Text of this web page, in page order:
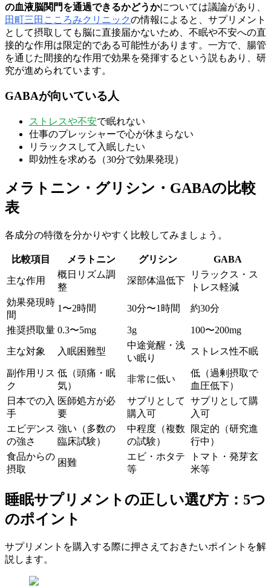
の血液脳関門を通過できるかどうかについては議論があり、
田町三田こころみクリニックの情報によると、サプリメント
として摂取しても脳に直接届かないため、不眠や不安への直
接的な作用は限定的である可能性があります。一方で、腸管
を通じた間接的な作用で効果を発揮するという説もあり、研
究が進められています。
GABAが向いている人
ストレスや不安で眠れない
仕事のプレッシャーで心が休まらない
リラックスして入眠したい
即効性を求める（30分で効果発現）
メラトニン・グリシン・GABAの比較
表
各成分の特徴を分かりやすく比較してみましょう。
比較項目 メラトニン グリシン GABA
主な作用
概日リズム調
整
深部体温低下
リラックス・ス
トレス軽減
効果発現時
間
1〜2時間 30分〜1時間 約30分
推奨摂取量 0.3〜5mg 3g 100〜200mg
主な対象 入眠困難型
中途覚醒・浅
い眠り
ストレス性不眠
副作用リス
ク
低（頭痛・眠
気）
非常に低い
低（過剰摂取で
血圧低下）
日本での入
手
医師処方が必
要
サプリとして
購入可
サプリとして購
入可
エビデンス
の強さ
強い（多数の
臨床試験）
中程度（複数
の試験）
限定的（研究進
行中）
食品からの
摂取
困難
エビ・ホタテ
等
トマト・発芽玄
米等
睡眠サプリメントの正しい選び方：5つ
のポイント
サプリメントを購入する際に押さえておきたいポイントを解
説します。